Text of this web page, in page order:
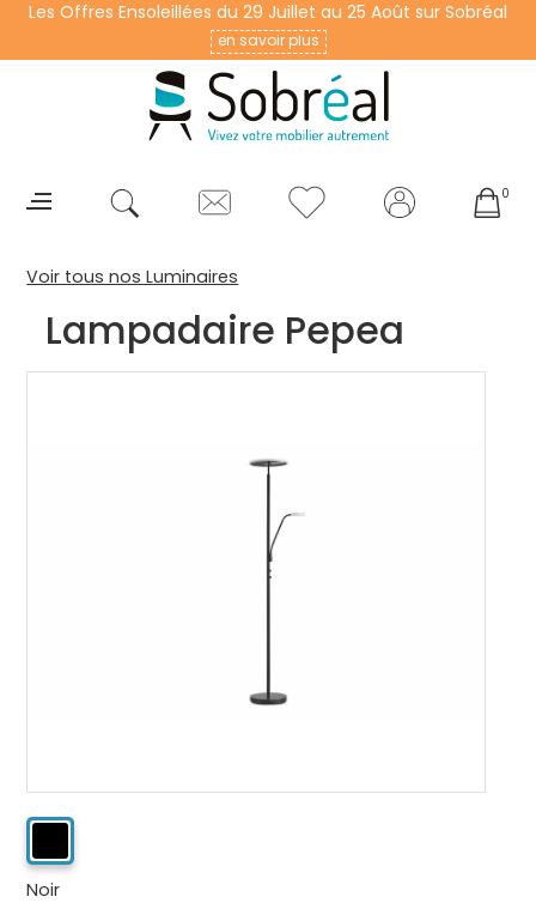
Les Offres Ensoleillées du 29 Juillet au 25 Août sur Sobréal
en savoir plus
0
Voir tous nos Luminaires
Lampadaire Pepea
Noir